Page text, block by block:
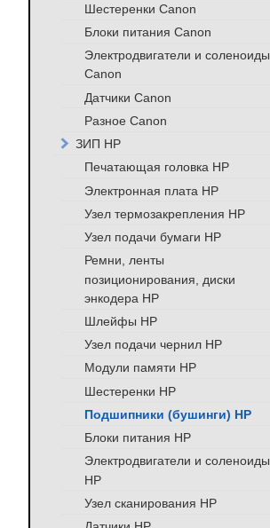
Шестеренки Canon
Блоки питания Canon
Электродвигатели и соленоиды
Canon
Датчики Canon
Разное Canon
ЗИП HP
Печатающая головка HP
Электронная плата HP
Узел термозакрепления HP
Узел подачи бумаги HP
Ремни, ленты
позиционирования, диски
энкодера HP
Шлейфы HP
Узел подачи чернил HP
Модули памяти HP
Шестеренки HP
Подшипники (бушинги) HP
Блоки питания HP
Электродвигатели и соленоиды
HP
Узел сканирования HP